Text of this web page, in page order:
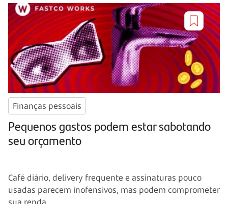
Finanças pessoais
Pequenos gastos podem estar sabotando
seu orçamento
Café diário, delivery frequente e assinaturas pouco
usadas parecem inofensivos, mas podem comprometer